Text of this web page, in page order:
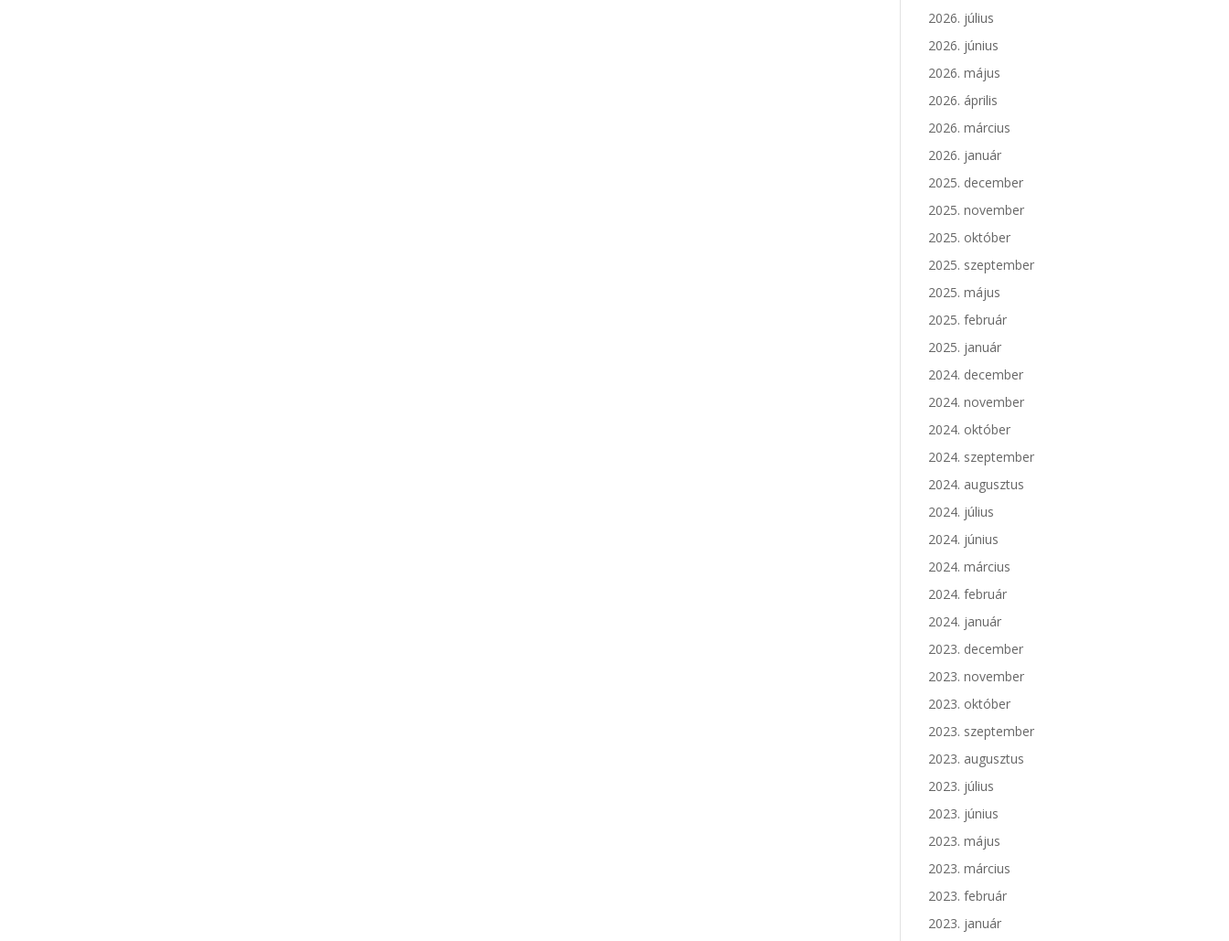
2026. július
2026. június
2026. május
2026. április
2026. március
2026. január
2025. december
2025. november
2025. október
2025. szeptember
2025. május
2025. február
2025. január
2024. december
2024. november
2024. október
2024. szeptember
2024. augusztus
2024. július
2024. június
2024. március
2024. február
2024. január
2023. december
2023. november
2023. október
2023. szeptember
2023. augusztus
2023. július
2023. június
2023. május
2023. március
2023. február
2023. január